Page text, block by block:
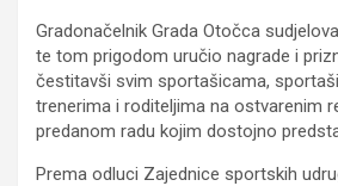
Gradonačelnik Grada Otočca
te tom prigodom uručio nagrade i
čestitavši svim sportašicama,
trenerima i roditeljima na ostvarenim
predanom radu kojim dostojno
Prema odluci Zajednice sportskih